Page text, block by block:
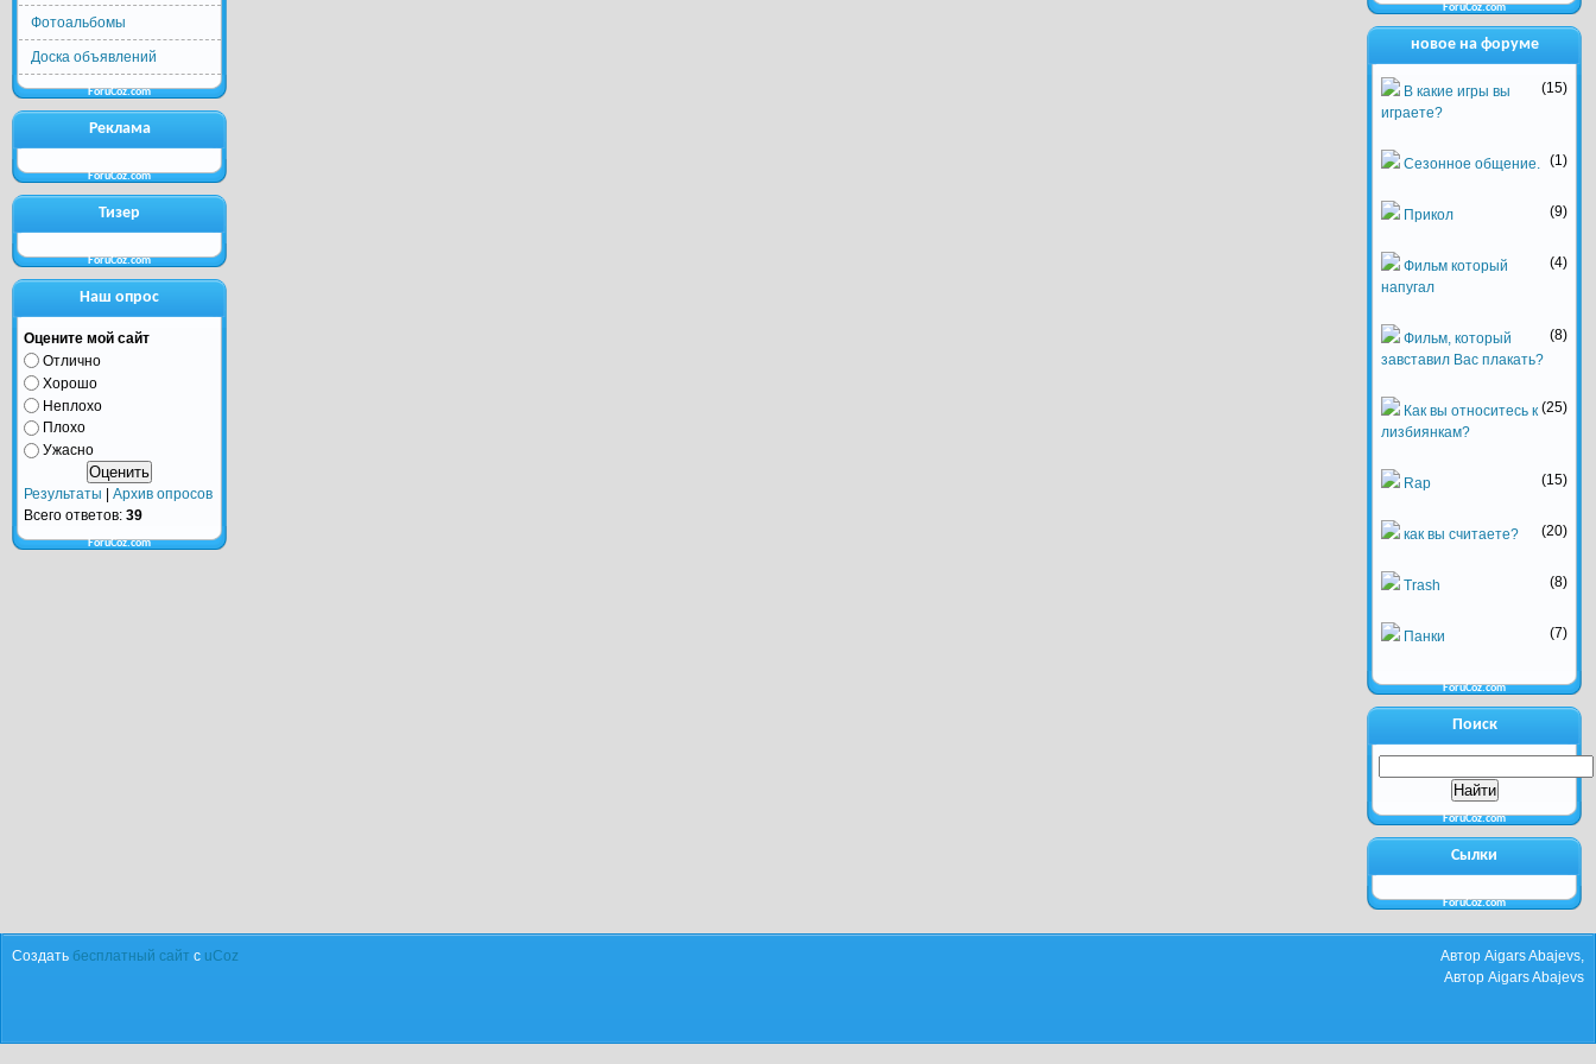
Фотоальбомы
Доска объявлений
ForuCoz.com
Реклама
ForuCoz.com
Тизер
ForuCoz.com
Наш опрос
Оцените мой сайт
Отлично
Хорошо
Неплохо
Плохо
Ужасно
Результаты
Архив опросов
Всего ответов: 39
ForuCoz.com
ForuCoz.com
новое на форуме
В какие игры вы
играете?
(15)
Сезонное общение. (1)
Прикол (9)
Фильм который
напугал
(4)
Фильм, который
завставил Вас плакать?
(8)
Как вы относитесь к
лизбиянкам?
(25)
Rap (15)
как вы считаете? (20)
Trash (8)
Панки (7)
ForuCoz.com
Поиск
ForuCoz.com
Сылки
ForuCoz.com
Создать бесплатный сайт с uCoz
Автор Aigars Abajevs,
Автор Aigars Abajevs